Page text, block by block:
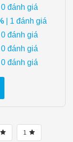
0 đánh giá
| 1 đánh giá
0 đánh giá
0 đánh giá
0 đánh giá
1